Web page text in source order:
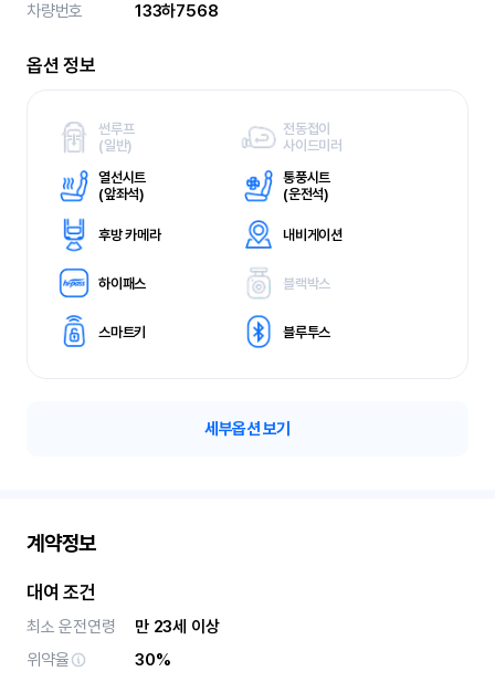
차량번호
133하7568
옵션 정보
썬루프
(일반)
전동접이
사이드미러
열선시트
(앞좌석)
통풍시트
(운전석)
후방 카메라 내비게이션
하이패스 블랙박스
스마트키 블루투스
세부옵션 보기
계약정보
대여 조건
최소 운전연령
만 23세 이상
위약율
30%